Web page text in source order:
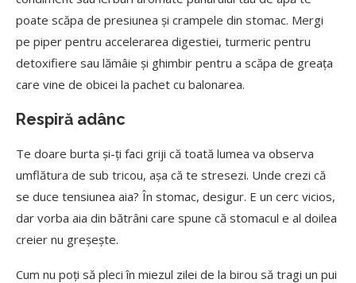
poate scăpa de presiunea și crampele din stomac. Mergi
pe piper pentru accelerarea digestiei, turmeric pentru
detoxifiere sau lămâie și ghimbir pentru a scăpa de greața
care vine de obicei la pachet cu balonarea.
Respiră adânc
Te doare burta și-ți faci griji că toată lumea va observa
umflătura de sub tricou, așa că te stresezi. Unde crezi că
se duce tensiunea aia? În stomac, desigur. E un cerc vicios,
dar vorba aia din bătrâni care spune că stomacul e al doilea
creier nu greșește.
Cum nu poți să pleci în miezul zilei de la birou să tragi un pui